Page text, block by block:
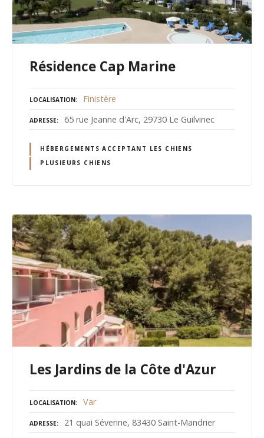
Résidence Cap Marine
LOCALISATION Finistère
ADRESSE 65 rue Jeanne d'Arc, 29730 Le Guilvinec
HÉBERGEMENTS ACCEPTANT LES CHIENS
PLUSIEURS CHIENS
Les Jardins de la Côte d'Azur
LOCALISATION Var
ADRESSE 21 quai Séverine, 83430 Saint-Mandrier